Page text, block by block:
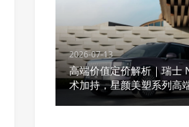
2026-07-13
高端价值定价解析｜瑞士
术加持，星颜美塑系列高
有核心壁垒